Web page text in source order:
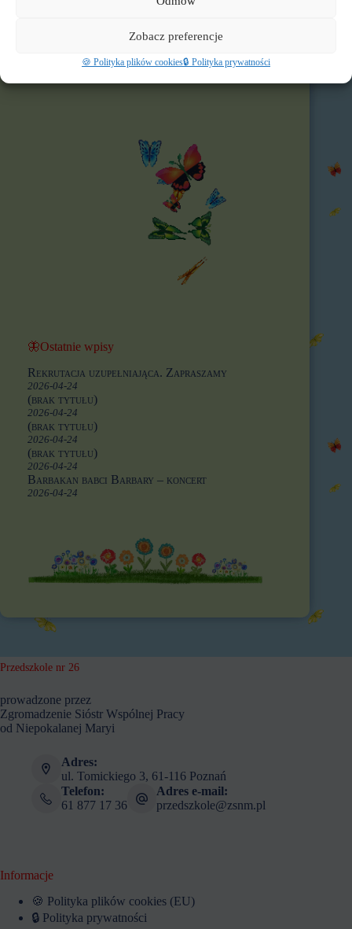
Zobacz preferencje
🍪 Polityka plików cookies🔒 Polityka prywatności
🦋Ostatnie wpisy
Rekrutacja uzupełniająca. Zapraszamy
2026-04-24
(brak tytułu)
2026-04-24
(brak tytułu)
2026-04-24
(brak tytułu)
2026-04-24
Barbakan babci Barbary – koncert
2026-04-24
Przedszkole nr 26
prowadzone przez
Zgromadzenie Sióstr Wspólnej Pracy
od Niepokalanej Maryi
Adres:
ul. Tomickiego 3, 61-116 Poznań
Telefon:
61 877 17 36
Adres e-mail:
przedszkole@zsnm.pl
Informacje
🍪 Polityka plików cookies (EU)
🔒 Polityka prywatności